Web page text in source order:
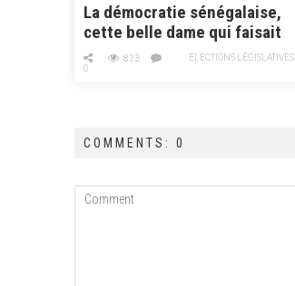
La démocratie sénégalaise,
cette belle dame qui faisait
perdre la tête aux voisins
d’en face devenue
ELECTIONS LÉGISLATIVES
823
0
COMMENTS: 0